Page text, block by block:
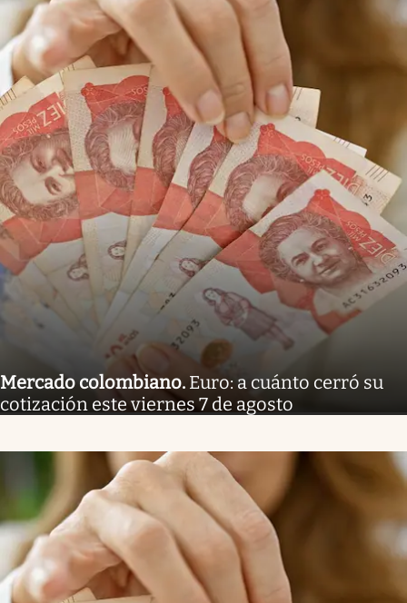
Mercado colombiano. Euro: a cuánto cerró su
cotización este viernes 7 de agosto